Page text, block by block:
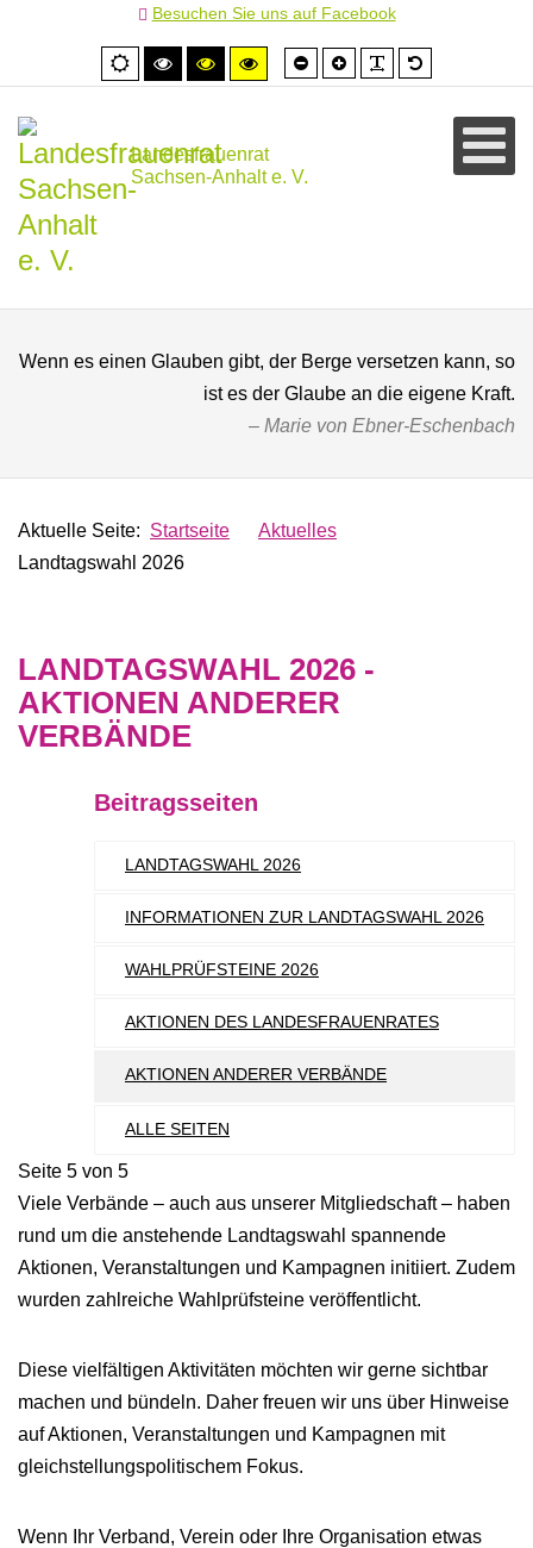
Besuchen Sie uns auf Facebook
Normale
Ansicht
Hoher
Kontrast
Hoher
Kontrast
Hoher
Kontrast
Schrift
kleiner
Schrift
größer
Landesfrauenrat
Sachsen-Anhalt e. V.
Wenn es einen Glauben gibt, der Berge versetzen kann, so
ist es der Glaube an die eigene Kraft.
Marie von Ebner-Eschenbach
Aktuelle Seite: Startseite
Aktuelles
Landtagswahl 2026
LANDTAGSWAHL 2026 -
AKTIONEN ANDERER
VERBÄNDE
Beitragsseiten
LANDTAGSWAHL 2026
INFORMATIONEN ZUR LANDTAGSWAHL 2026
WAHLPRÜFSTEINE 2026
AKTIONEN DES LANDESFRAUENRATES
AKTIONEN ANDERER VERBÄNDE
ALLE SEITEN
Seite 5 von 5
Viele Verbände – auch aus unserer Mitgliedschaft – haben
rund um die anstehende Landtagswahl spannende
Aktionen, Veranstaltungen und Kampagnen initiiert. Zudem
wurden zahlreiche Wahlprüfsteine veröffentlicht.
Diese vielfältigen Aktivitäten möchten wir gerne sichtbar
machen und bündeln. Daher freuen wir uns über Hinweise
auf Aktionen, Veranstaltungen und Kampagnen mit
gleichstellungspolitischem Fokus.
Wenn Ihr Verband, Verein oder Ihre Organisation etwas